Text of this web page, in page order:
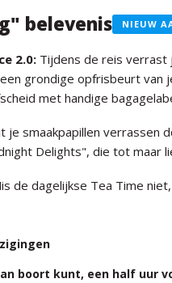
belevenis NIEUW
2.0: Tijdens de reis verrast
grondige opfrisbeurt van
met handige
je smaakpapillen verrassen
Delights", die tot maar
de dagelijkse Tea Time
boort kunt, een half uur